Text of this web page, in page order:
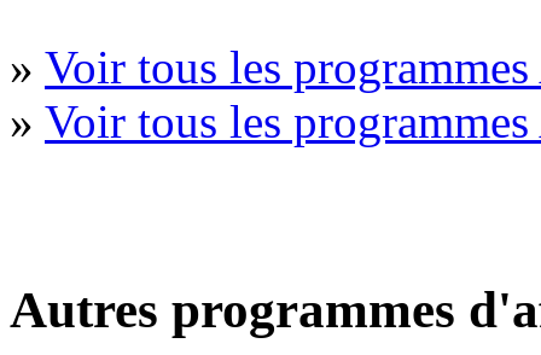
» Voir tous les
» Voir tous les
Autres programmes